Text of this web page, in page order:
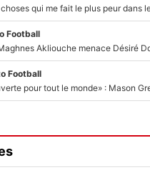
Football
Football